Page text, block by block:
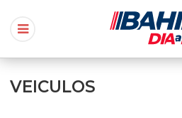
VEICULOS